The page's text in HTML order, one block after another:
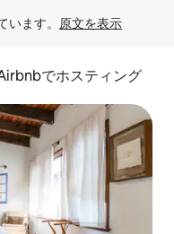
ます。 原文を表示
でホスティング